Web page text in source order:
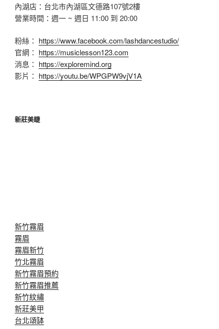
內湖店：台北市內湖區文德路107號2樓
營業時間：週一 ~ 週日 11:00 到 20:00
粉絲： https://www.facebook.com/lashdancestudio/
官網： https://musiclesson123.com
消息： https://exploremind.org
影片： https://youtu.be/WPGPW9vjV1A
新莊美睫
新竹霧眉
霧眉
霧眉新竹
竹北霧眉
新竹霧眉預約
新竹霧眉推薦
新竹紋繡
新莊美甲
台北頌缽